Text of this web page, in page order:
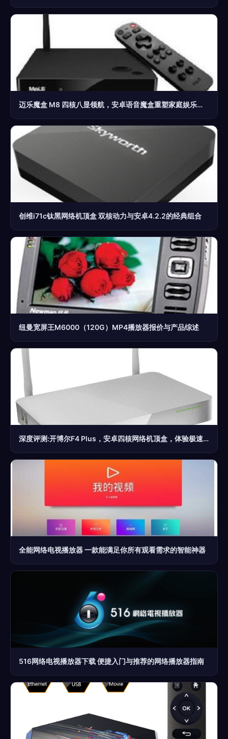
迈乐魔盒 M8 四核八显领航，安卓语音魔盒重塑家庭娱乐新体验
创维i71c钛黑网络机顶盒 双核动力与安卓4.2.2的经典组合
纽曼宽屏王M6000（120G）MP4播放器报价与产品综述
深度评测:开博尔F4 Plus，安卓四核网络机顶盒，体验极速双高清无线推送
全能网络电视播放器 一款能满足你所有观看需求的智能神器
516网络电视播放器下载 便捷入门与推荐的网络播放器指南